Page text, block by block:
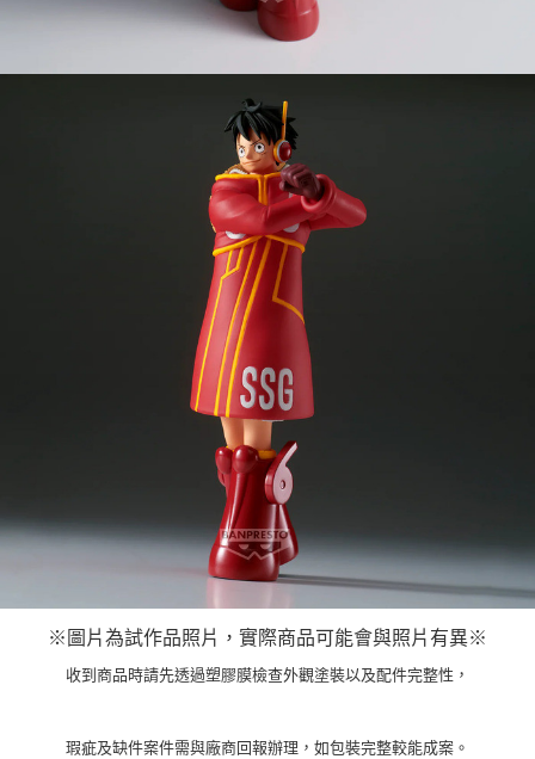
※圖片為試作品照片，實際商品可能會與照片有異※
收到商品時請先透過塑膠膜檢查外觀塗裝以及配件完整性，
瑕疵及缺件案件需與廠商回報辦理，如包裝完整較能成案。